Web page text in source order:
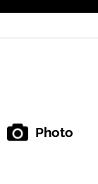
Photo